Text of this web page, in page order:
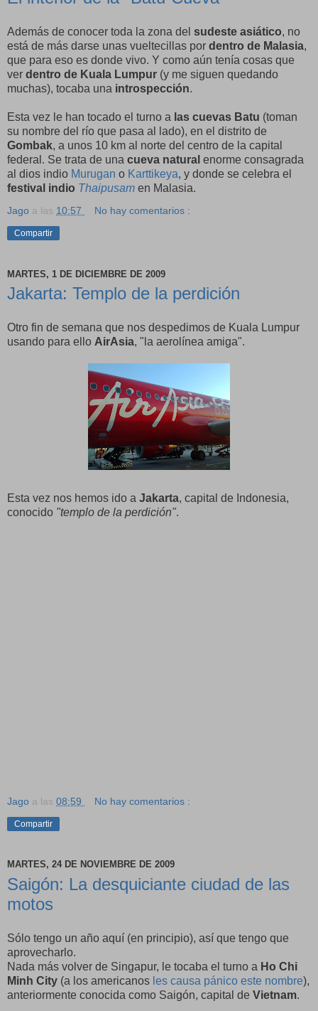
Además de conocer toda la zona del sudeste asiático, no
está de más darse unas vueltecillas por dentro de Malasia,
que para eso es donde vivo. Y como aún tenía cosas que
ver dentro de Kuala Lumpur (y me siguen quedando
muchas), tocaba una introspección.
Esta vez le han tocado el turno a las cuevas Batu (toman
su nombre del río que pasa al lado), en el distrito de
Gombak, a unos 10 km al norte del centro de la capital
federal. Se trata de una cueva natural enorme consagrada
al dios indio Murugan o Karttikeya, y donde se celebra el
festival indio Thaipusam en Malasia.
Jago a las 10:57 No hay comentarios :
Compartir
MARTES, 1 DE DICIEMBRE DE 2009
Jakarta: Templo de la perdición
Otro fin de semana que nos despedimos de Kuala Lumpur
usando para ello AirAsia, "la aerolínea amiga".
Esta vez nos hemos ido a Jakarta, capital de Indonesia,
conocido "templo de la perdición".
Jago a las 08:59 No hay comentarios :
Compartir
MARTES, 24 DE NOVIEMBRE DE 2009
Saigón: La desquiciante ciudad de las
motos
Sólo tengo un año aquí (en principio), así que tengo que
aprovecharlo.
Nada más volver de Singapur, le tocaba el turno a Ho Chi
Minh City (a los americanos les causa pánico este nombre),
anteriormente conocida como Saigón, capital de Vietnam.